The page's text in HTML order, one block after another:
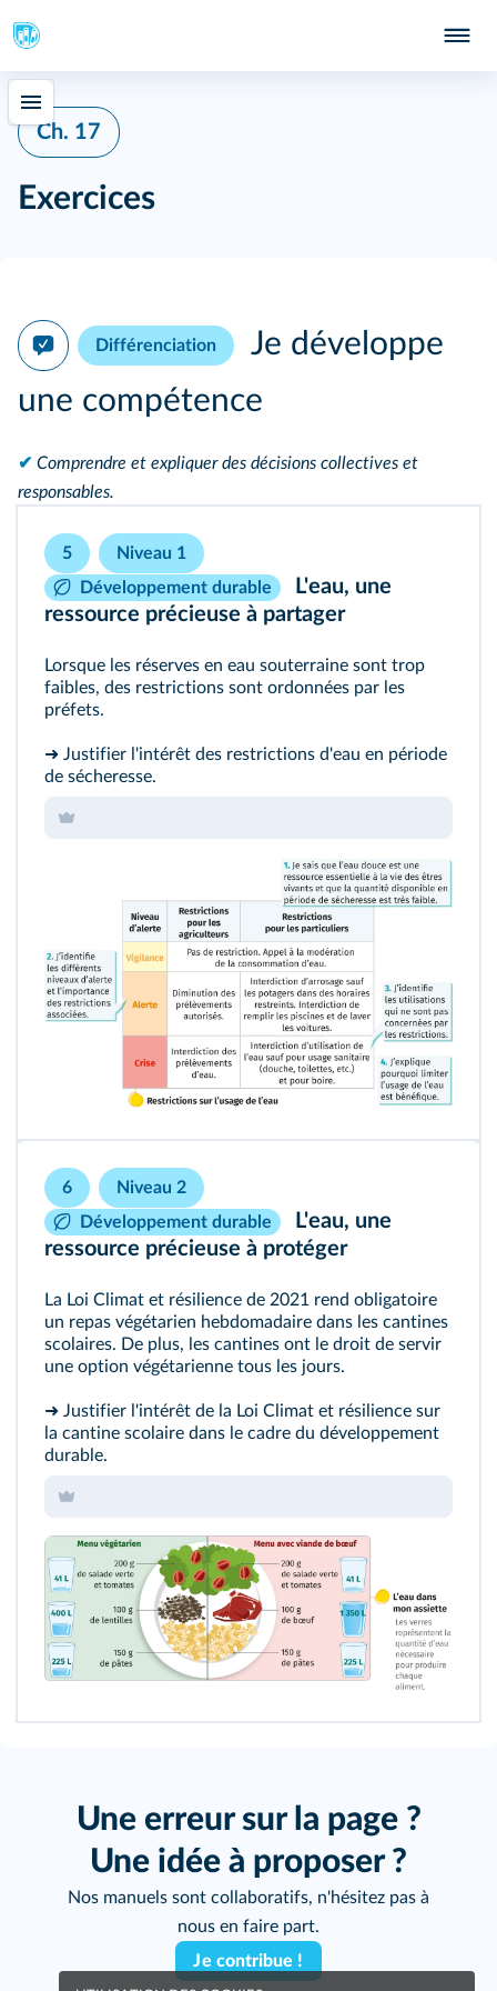
Ch. 17
Exercices
Différenciation
Je développe
une compétence
✔ Comprendre et expliquer des décisions collectives et
responsables.
5
Niveau 1
Développement durable
L'eau, une
ressource précieuse à partager
Lorsque les réserves en eau souterraine sont trop
faibles, des restrictions sont ordonnées par les
préfets.
➜ Justifier l'intérêt des restrictions d'eau en période
de sécheresse.
6
Niveau 2
Développement durable
L'eau, une
ressource précieuse à protéger
La Loi Climat et résilience de 2021 rend obligatoire
un repas végétarien hebdomadaire dans les cantines
scolaires. De plus, les cantines ont le droit de servir
une option végétarienne tous les jours.
➜ Justifier l'intérêt de la Loi Climat et résilience sur
la cantine scolaire dans le cadre du développement
durable.
Une erreur sur la page ?
Une idée à proposer ?
Nos manuels sont collaboratifs, n'hésitez pas à
nous en faire part.
Je contribue !